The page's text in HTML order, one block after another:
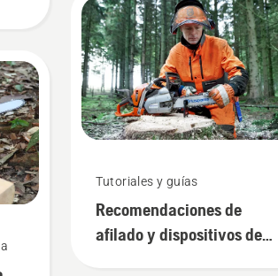
Tutoriales y guías
Recomendaciones de
afilado y dispositivos de